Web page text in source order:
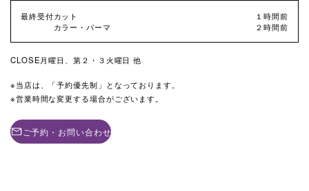
最終受付カット
カラー・パーマ
１時間前
２時間前
CLOSE月曜日、第２・３火曜日 他
当店は、「予約優先制」となっております。
営業時間な変更する場合がございます。
ご予約・お問い合わせ